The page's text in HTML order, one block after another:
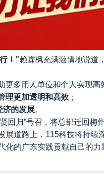
！”赖霖枫充满激情地说道
更多用人单位和个人实现高
理更加透明和高效 ；
济的发展。
回归”号召，将总部迁回梅
展道路上，115科技将持续
的广东实践贡献自己的力